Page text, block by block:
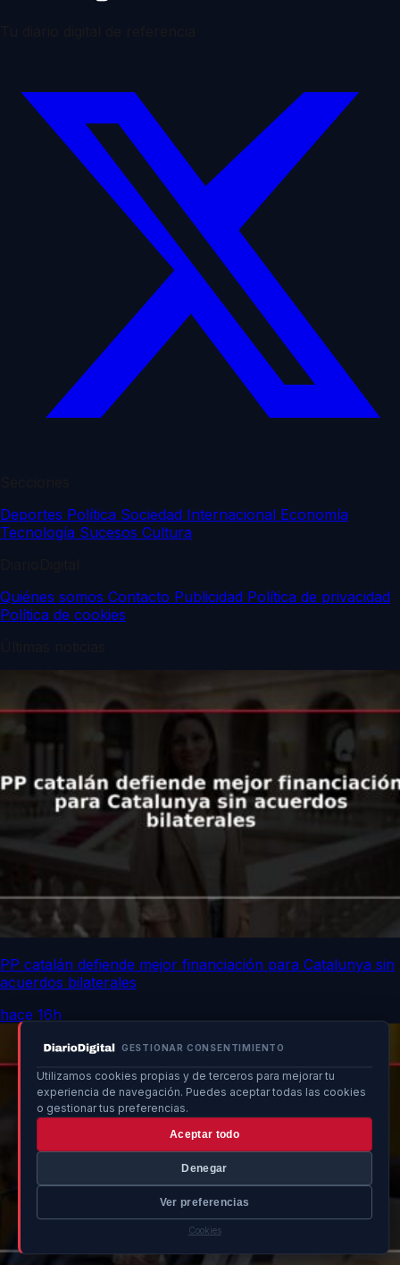
GESTIONAR CONSENTIMIENTO
Utilizamos cookies propias y de terceros para mejorar tu
experiencia de navegación. Puedes aceptar todas las cookies
o gestionar tus preferencias.
Aceptar todo
Denegar
Ver preferencias
Cookies
Deportes Política Sociedad Internacional Economía
Tecnología Sucesos Cultura
Quiénes somos Contacto Publicidad Política de privacidad
Política de cookies
PP catalán defiende mejor financiación para Catalunya sin
acuerdos bilaterales
hace 16h